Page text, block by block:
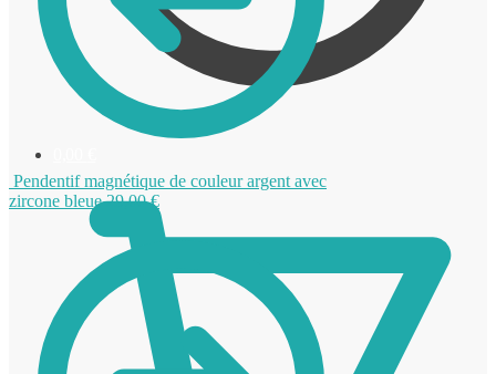
Pendentif magnétique de couleur argent avec
zircone bleue 29,00€